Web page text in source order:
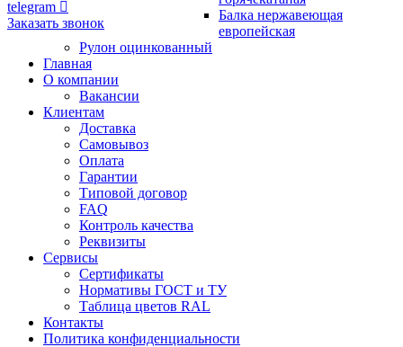
telegram
Заказать звонок
Балка нержавеющая
европейская
Рулон оцинкованный
Главная
О компании
Вакансии
Клиентам
Доставка
Самовывоз
Оплата
Гарантии
Типовой договор
FAQ
Контроль качества
Реквизиты
Сервисы
Сертификаты
Нормативы ГОСТ и ТУ
Таблица цветов RAL
Контакты
Политика конфиденциальности